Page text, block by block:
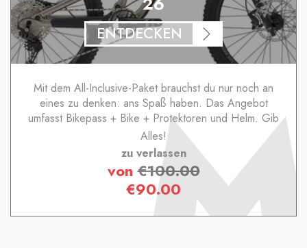
ENTDECKEN
Mit dem All-Inclusive-Paket brauchst du nur noch an
eines zu denken: ans Spaß haben. Das Angebot
umfasst Bikepass + Bike + Protektoren und Helm. Gib
Alles!
zu verlassen
von€100.00
€90.00